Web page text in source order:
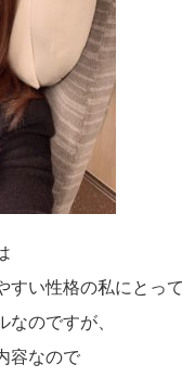
すい性格の私にとって
なのですが、
容なので